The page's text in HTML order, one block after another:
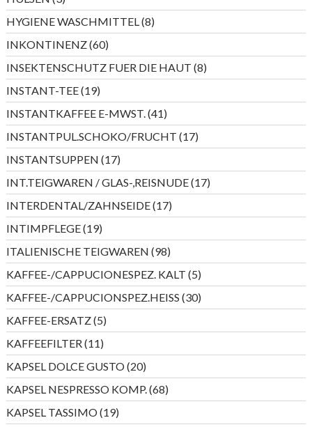
Produkte
HYGIENE WASCHMITTEL 88
Produkte
INKONTINENZ 6060
Produkte
INSEKTENSCHUTZ FUER DIE HAUT 88
Produkte
INSTANT-TEE 1919
Produkte
INSTANTKAFFEE E-MWST. 4141
Produkte
INSTANTPUL.SCHOKO/FRUCHT 1717
Produkte
INSTANTSUPPEN 1717
Produkte
INT.TEIGWAREN / GLAS-,REISNUDE 1717
Produkte
INTERDENTAL/ZAHNSEIDE 1717
Produkte
INTIMPFLEGE 1919
Produkte
ITALIENISCHE TEIGWAREN 9898
Produkte
KAFFEE-/CAPPUCIONESPEZ. KALT 55
Produkte
KAFFEE-/CAPPUCIONSPEZ.HEISS 3030
Produkte
KAFFEE-ERSATZ 55
Produkte
KAFFEEFILTER 1111
Produkte
KAPSEL DOLCE GUSTO 2020
Produkte
KAPSEL NESPRESSO KOMP. 6868
Produkte
KAPSEL TASSIMO 1919